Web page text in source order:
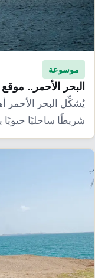
قضايا
معيشة
قصة
انفوجرافيك
قصص رقمية
تقارير صور
فيديو
موسوعة
البحر الأحمر..
يُشكِّل البحر الأحمر
شريطًا ساحليًا حيويًا